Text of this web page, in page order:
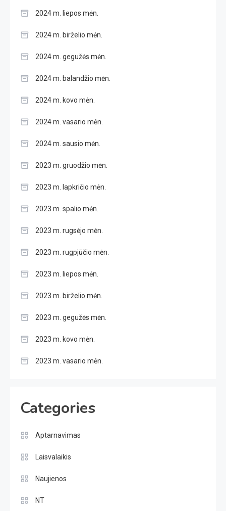
2024 m. liepos mėn.
2024 m. birželio mėn.
2024 m. gegužės mėn.
2024 m. balandžio mėn.
2024 m. kovo mėn.
2024 m. vasario mėn.
2024 m. sausio mėn.
2023 m. gruodžio mėn.
2023 m. lapkričio mėn.
2023 m. spalio mėn.
2023 m. rugsėjo mėn.
2023 m. rugpjūčio mėn.
2023 m. liepos mėn.
2023 m. birželio mėn.
2023 m. gegužės mėn.
2023 m. kovo mėn.
2023 m. vasario mėn.
Categories
Aptarnavimas
Laisvalaikis
Naujienos
NT